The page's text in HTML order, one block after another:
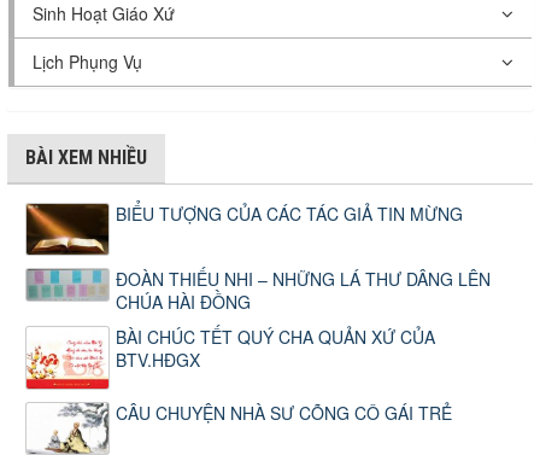
Sinh Hoạt Giáo Xứ
Lịch Phụng Vụ
BÀI XEM NHIỀU
BIỂU TƯỢNG CỦA CÁC TÁC GIẢ TIN MỪNG
ĐOÀN THIẾU NHI – NHỮNG LÁ THƯ DÂNG LÊN
CHÚA HÀI ĐỒNG
BÀI CHÚC TẾT QUÝ CHA QUẢN XỨ CỦA
BTV.HĐGX
CÂU CHUYỆN NHÀ SƯ CÕNG CÔ GÁI TRẺ